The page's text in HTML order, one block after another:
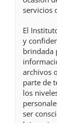
servicios
El
y
brindada
archivos
parte de
los
ser